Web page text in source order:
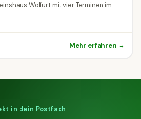
Wolfurt mit vier Terminen im
Mehr erfahren →
in dein Postfach